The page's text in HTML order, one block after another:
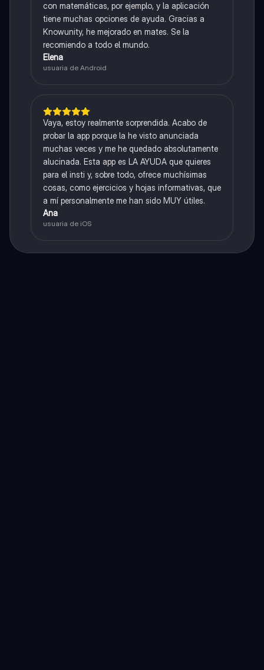
con matemáticas, por ejemplo, y la aplicación
tiene muchas opciones de ayuda. Gracias a
Knowunity, he mejorado en mates. Se la
recomiendo a todo el mundo.
Elena
usuaria de Android
Vaya, estoy realmente sorprendida. Acabo de
probar la app porque la he visto anunciada
muchas veces y me he quedado absolutamente
alucinada. Esta app es LA AYUDA que quieres
para el insti y, sobre todo, ofrece muchísimas
cosas, como ejercicios y hojas informativas, que
a mí personalmente me han sido MUY útiles.
Ana
usuaria de iOS